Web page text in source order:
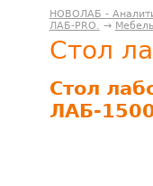
НОВОЛАБ -
ЛАБ-PRO. →
Стол
Стол
ЛАБ-